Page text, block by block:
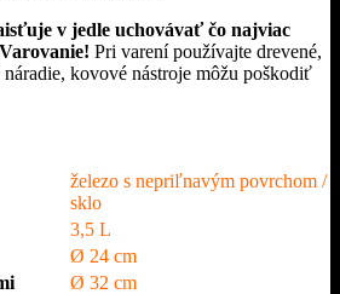
v jedle uchovávať čo najviac
Varovanie! Pri varení používajte drevené,
kovové nástroje môžu poškodiť
železo s nepriľnavým povrchom /
sklo
3,5 L
Ø 24 cm
Ø 32 cm